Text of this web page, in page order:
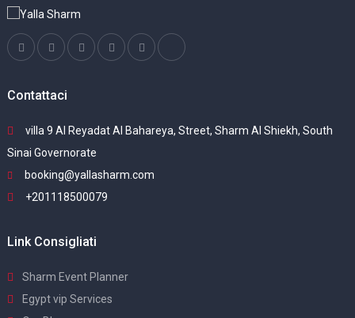
Contattaci
villa 9 Al Reyadat Al Bahareya, Street, Sharm Al Shiekh, South
Sinai Governorate
booking@yallasharm.com
+201118500079
Link Consigliati
Sharm Event Planner
Egypt vip Services